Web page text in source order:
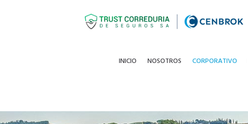
INICIO NOSOTROS CORPORATIVO